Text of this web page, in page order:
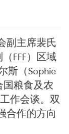
副主席裴氏
FFF）区域
斯（Sophie
国粮食及农
作会谈。双
合作的方向